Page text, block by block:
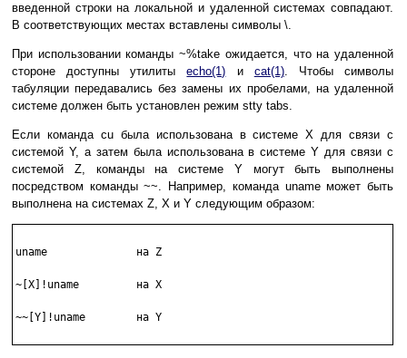
введенной строки на локальной и удаленной системах совпадают.
В соответствующих местах вставлены символы \.
При использовании команды ~%take ожидается, что на удаленной
стороне доступны утилитыecho(1) и cat(1). Чтобы символы
табуляции передавались без замены их пробелами, на удаленной
системе должен быть установлен режим stty tabs.
Если команда cu была использована в системе X для связи с
системой Y, а затем была использована в системе Y для связи с
системой Z, команды на системе Y могут быть выполнены
посредством команды ~~. Например, команда uname может быть
выполнена на системах Z, X и Y следующим образом:
uname              на Z
~[X]!uname         на X
~~[Y]!uname        на Y